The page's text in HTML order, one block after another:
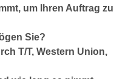
um Ihren Auftrag zu
Sie?
T/T, Western Union,